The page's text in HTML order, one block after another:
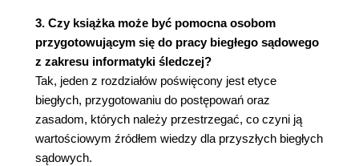
Pytania
Materiały dodatkowe
Rozdział 4. Systemy komputerowe
Proces rozruchu
Kryminalistyczny nośnik rozruchowy
Dyski twarde
Partycje w MBR
3. Czy książka może być pomocna osobom
przygotowującym się do pracy biegłego sądowego
z zakresu informatyki śledczej?
Tak, jeden z rozdziałów poświęcony jest etyce
biegłych, przygotowaniu do postępowań oraz
zasadom, których należy przestrzegać, co czyni ją
wartościowym źródłem wiedzy dla przyszłych biegłych
sądowych.